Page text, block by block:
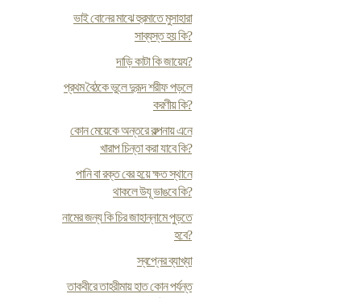
ভাই বোনের মাঝে হুরমাতে মুসাহারা
সাব্যস্ত হয় কি?
দাড়ি কাটা কি জায়েয?
প্রথম বৈঠকে ভুলে দুরূদ শরীফ পড়লে
করণীয় কি?
কোন মেয়েকে অন্তরে কল্পনায় এনে
খারাপ চিন্তা করা যাবে কি?
পানি বা রক্ত বের হয়ে ক্ষত স্থানে
থাকলে উযূ ভাঙবে কি?
নামের জন্য কি চির জাহান্নামে পুড়তে
হবে?
স্বপ্নের ব্যাখ্যা
তাকবীরে তাহরীমায় হাত কোন পর্যন্ত